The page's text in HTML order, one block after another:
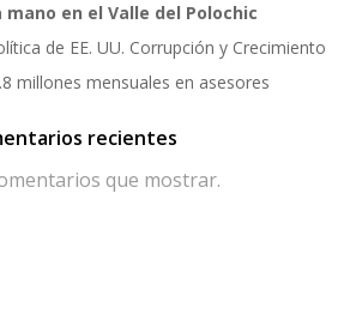
mano en el Valle del Polochic
de EE. UU. Corrupción y Crecimiento
millones mensuales en asesores
recientes
que mostrar.